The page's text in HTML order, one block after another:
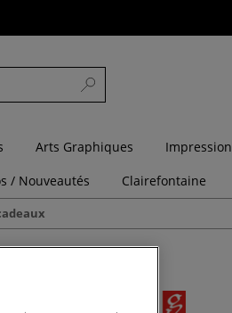
Arts Graphiques Impression
/ Nouveautés Clairefontaine